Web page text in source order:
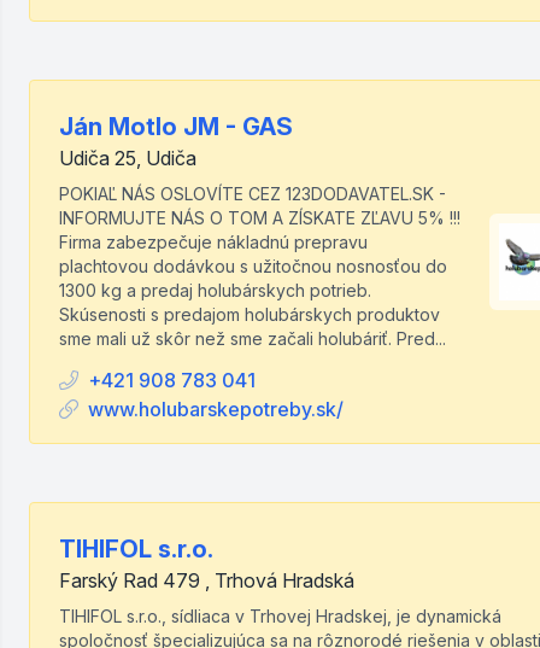
Ján Motlo JM - GAS
Udiča 25, Udiča
POKIAĽ NÁS OSLOVÍTE CEZ 123DODAVATEL.SK -
INFORMUJTE NÁS O TOM A ZÍSKATE ZĽAVU 5% !!!
Firma zabezpečuje nákladnú prepravu
plachtovou dodávkou s užitočnou nosnosťou do
1300 kg a predaj holubárskych potrieb.
Skúsenosti s predajom holubárskych produktov
sme mali už skôr než sme začali holubáriť. Pred...
+421 908 783 041
www.holubarskepotreby.sk/
TIHIFOL s.r.o.
Farský Rad 479 , Trhová Hradská
TIHIFOL s.r.o., sídliaca v Trhovej Hradskej, je dynamická
spoločnosť špecializujúca sa na rôznorodé riešenia v